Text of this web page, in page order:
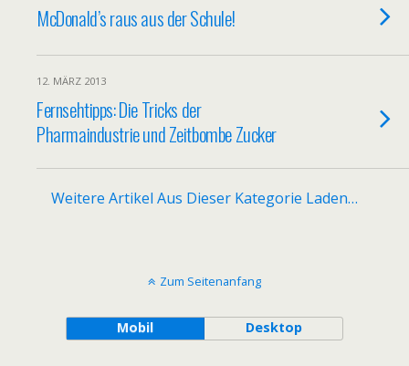
McDonald’s raus aus der Schule!
12. MÄRZ 2013
Fernsehtipps: Die Tricks der
Pharmaindustrie und Zeitbombe Zucker
Weitere Artikel Aus Dieser Kategorie Laden…
Zum Seitenanfang
Mobil Desktop